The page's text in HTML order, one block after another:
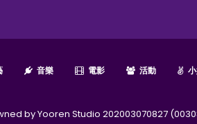
音樂 電影 活動
by Yooren Studio 202003070827